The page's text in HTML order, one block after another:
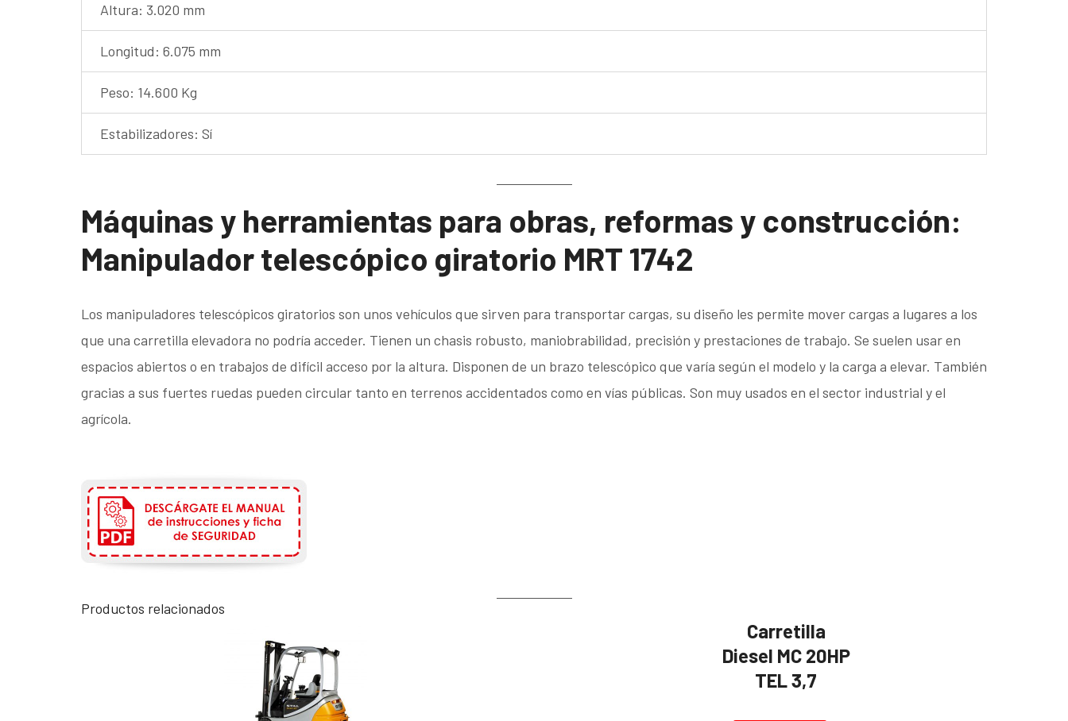
Altura: 3.020 mm
Longitud: 6.075 mm
Peso: 14.600 Kg
Estabilizadores: Sí
Máquinas y herramientas para obras, reformas y construcción:
Manipulador telescópico giratorio MRT 1742
Los manipuladores telescópicos giratorios son unos vehículos que sirven para transportar cargas, su diseño les permite mover cargas a lugares a los
que una carretilla elevadora no podría acceder. Tienen un chasis robusto, maniobrabilidad, precisión y prestaciones de trabajo. Se suelen usar en
espacios abiertos o en trabajos de difícil acceso por la altura. Disponen de un brazo telescópico que varía según el modelo y la carga a elevar. También
gracias a sus fuertes ruedas pueden circular tanto en terrenos accidentados como en vías públicas. Son muy usados en el sector industrial y el
agrícola.
Productos relacionados
Carretilla
Diesel MC 20HP
TEL 3,7